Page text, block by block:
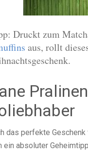
Druckt zum
aus, rollt
das perfekte
ein absoluter